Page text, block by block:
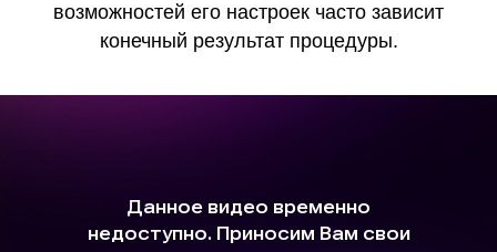
возможностей его настроек часто зависит
конечный результат процедуры.